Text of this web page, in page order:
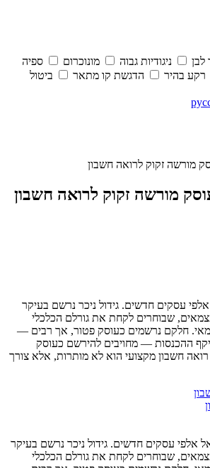
לבן ניגודיות גבוה מונוכרום
ספיה
רקע בהיר הדגשת קו מתאר
ביטול
עסקים חדשים. גידול ניכר נרשם בעיקר
שבוחרים לקחת את גורלם הכלכלי
חלקם נרשמים כעוסק פטור, אך רבים —
ההכנסות — מחויבים להירשם כעוסק
רואה חשבון מקצועי הוא לא מותרות, אלא צורך